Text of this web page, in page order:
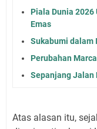
Piala Dunia 2026
Emas
Sukabumi dalam
Perubahan
Sepanjang Jalan
Atas alasan itu,